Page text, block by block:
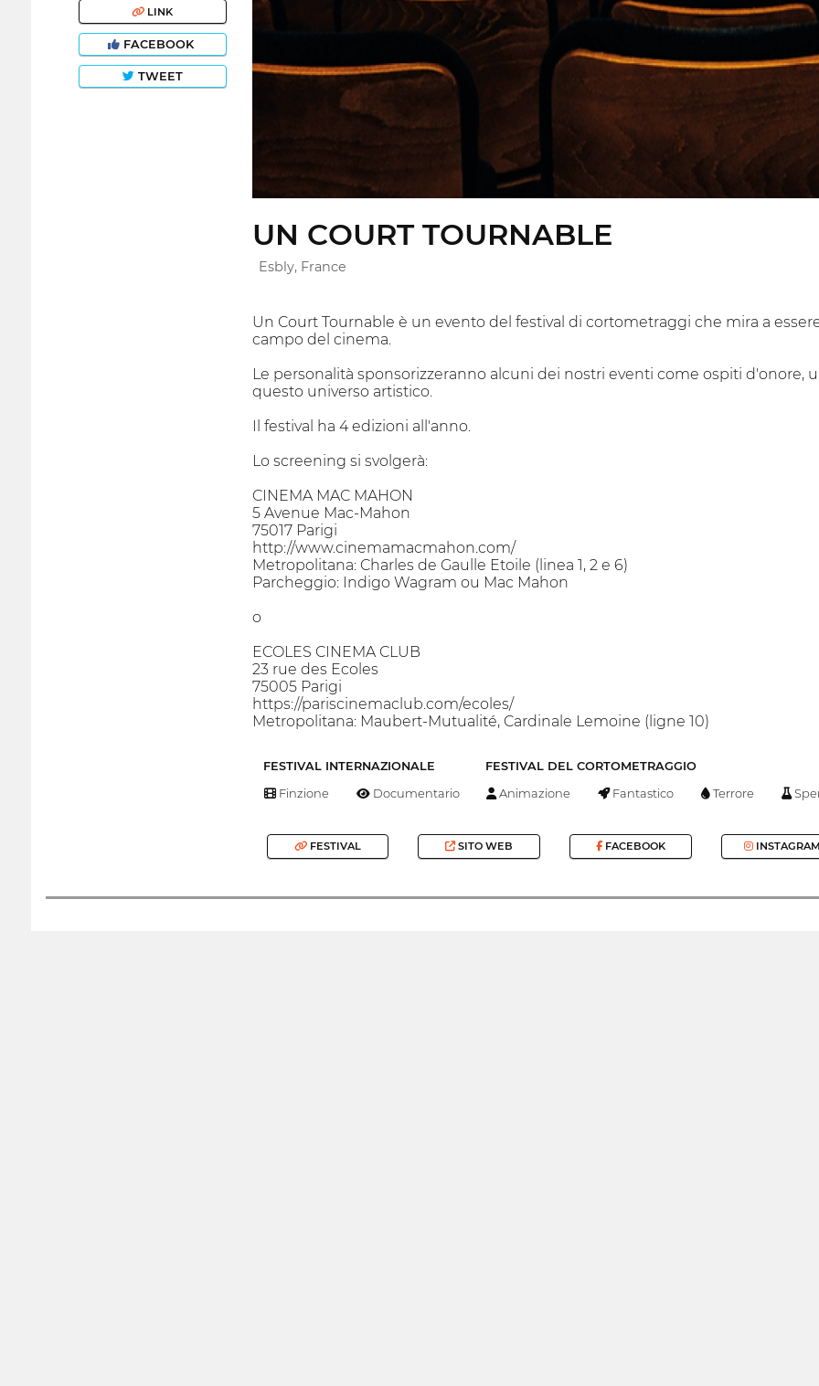
LINK
FACEBOOK
TWEET
UN COURT TOURNABLE
Esbly, France
Un Court Tournable è un evento del festival di cortometraggi che mira a
campo del cinema.
Le personalità sponsorizzeranno alcuni dei nostri eventi come ospiti
questo universo artistico.
Il festival ha 4 edizioni all'anno.
Lo screening si svolgerà:
CINEMA MAC MAHON
5 Avenue Mac-Mahon
75017 Parigi
http://www.cinemamacmahon.com/
Metropolitana: Charles de Gaulle Etoile (linea 1, 2 e 6)
Parcheggio: Indigo Wagram ou Mac Mahon
o
ECOLES CINEMA CLUB
23 rue des Ecoles
75005 Parigi
https://pariscinemaclub.com/ecoles/
Metropolitana: Maubert-Mutualité, Cardinale Lemoine (ligne 10)
FESTIVAL INTERNAZIONALE FESTIVAL DEL CORTOMETRAGGIO
Finzione Documentario Animazione Fantastico Terrore
FESTIVAL SITO WEB FACEBOOK INSTAGRAM